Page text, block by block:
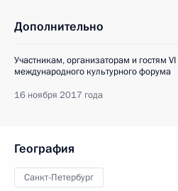
Дополнительно
Участникам, организаторам и гостям
международного культурного форума
16 ноября 2017 года
География
Санкт-Петербург